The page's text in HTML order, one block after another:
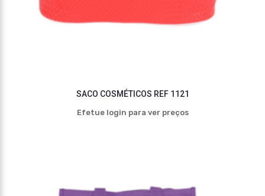
SACO COSMÉTICOS REF 1121
Efetue login para ver preços